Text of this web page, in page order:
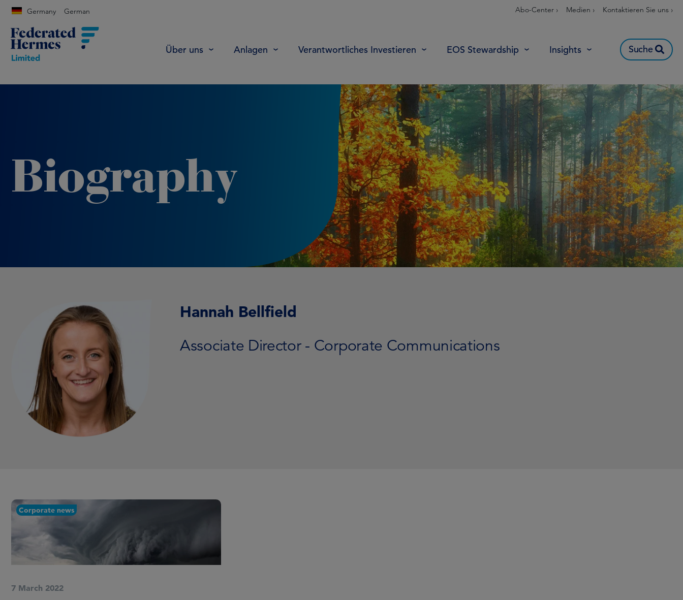
Germany German Abo-Center › Medien › Kontaktieren Sie uns ›
Über uns Anlagen Verantwortliches Investieren EOS Stewardship Insights Suche
Biography
Hannah Bellfield
Associate Director - Corporate Communications
Corporate news
7 March 2022